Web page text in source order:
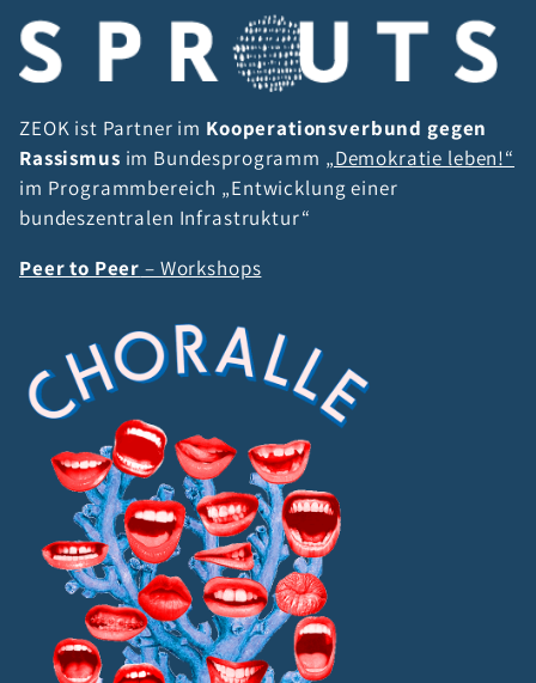
ZEOK ist Partner im Kooperationsverbund gegen
Rassismus im Bundesprogramm „Demokratie leben!“
im Programmbereich „Entwicklung einer
bundeszentralen Infrastruktur“
Peer to Peer – Workshops